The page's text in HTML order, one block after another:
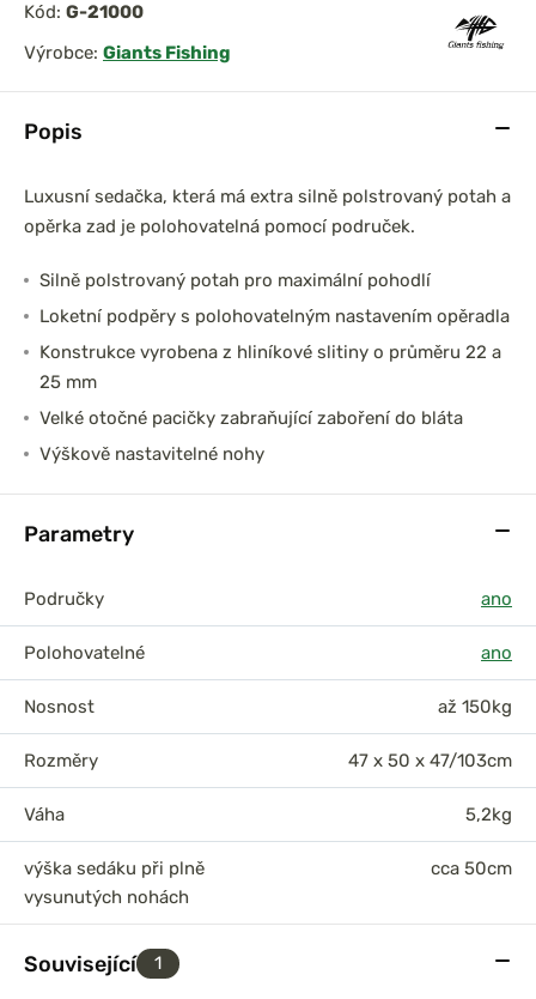
Popis
Luxusní sedačka, která má extra silně polstrovaný potah a
opěrka zad je polohovatelná pomocí područek.
Silně polstrovaný potah pro maximální pohodlí
Loketní podpěry s polohovatelným nastavením opěradla
Konstrukce vyrobena z hliníkové slitiny o průměru 22 a
25 mm
Velké otočné pacičky zabraňující zaboření do bláta
Výškově nastavitelné nohy
Parametry
Područky ano
Polohovatelné ano
Nosnost až 150kg
Rozměry 47 x 50 x 47/103cm
Váha 5,2kg
výška sedáku při plně
vysunutých nohách
cca 50cm
Související 1
Kód: G-21000
Výrobce: Giants Fishing